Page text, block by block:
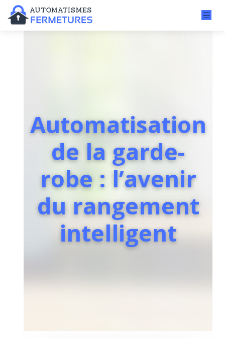
Automatisation
de la garde-
robe : l’avenir
du rangement
intelligent